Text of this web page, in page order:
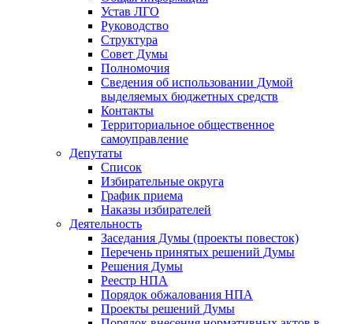
Устав ЛГО
Руководство
Структура
Совет Думы
Полномочия
Сведения об использовании Думой
выделяемых бюджетных средств
Контакты
Территориальное общественное
самоуправление
Депутаты
Список
Избирательные округа
График приема
Наказы избирателей
Деятельность
Заседания Думы (проекты повесток)
Перечень принятых решений Думы
Решения Думы
Реестр НПА
Порядок обжалования НПА
Проекты решений Думы